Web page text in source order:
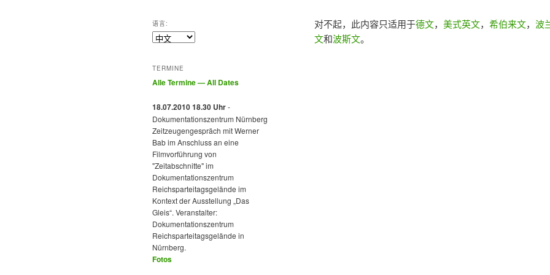
对不起，此内容只适用于德文， 美式英文， 希伯来文， 波
文和波斯文。
语言:
TERMINE
Alle Termine — All Dates
18.07.2010 18.30 Uhr-
Dokumentationszentrum Nürnberg
Zeitzeugengespräch mit Werner
Bab im Anschluss an eine
Filmvorführung von
"Zeitabschnitte" im
Dokumentationszentrum
Reichsparteitagsgelände im
Kontext der Ausstellung „Das
Gleis“. Veranstalter:
Dokumentationszentrum
Reichsparteitagsgelände in
Nürnberg.
Fotos